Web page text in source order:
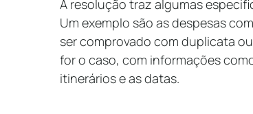
A resolução traz algumas
Um exemplo são as despesas
ser comprovado com duplicata
for o caso, com informações
itinerários e as datas.